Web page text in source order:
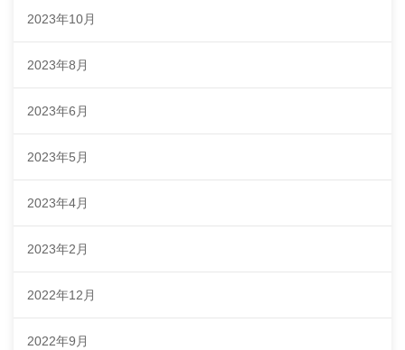
2023年10月
2023年8月
2023年6月
2023年5月
2023年4月
2023年2月
2022年12月
2022年9月